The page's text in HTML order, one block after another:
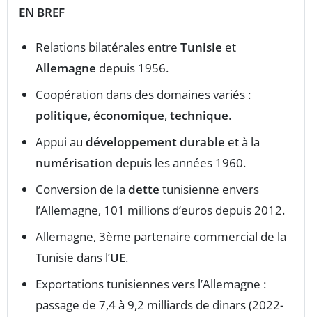
EN BREF
Relations bilatérales entre Tunisie et
Allemagne depuis 1956.
Coopération dans des domaines variés :
politique, économique, technique.
Appui au développement durable et à la
numérisation depuis les années 1960.
Conversion de la dette tunisienne envers
l’Allemagne, 101 millions d’euros depuis 2012.
Allemagne, 3ème partenaire commercial de la
Tunisie dans l’UE.
Exportations tunisiennes vers l’Allemagne :
passage de 7,4 à 9,2 milliards de dinars (2022-